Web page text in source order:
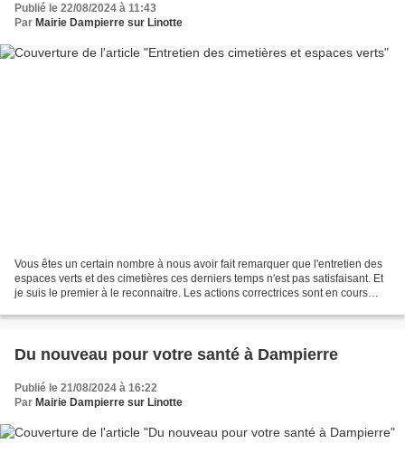
Publié le 22/08/2024 à 11:43
Par Mairie Dampierre sur Linotte
Vous êtes un certain nombre à nous avoir fait remarquer que l'entretien des
espaces verts et des cimetières ces derniers temps n'est pas satisfaisant. Et
je suis le premier à le reconnaitre. Les actions correctrices sont en cours
Du nouveau pour votre santé à Dampierre
Publié le 21/08/2024 à 16:22
Par Mairie Dampierre sur Linotte